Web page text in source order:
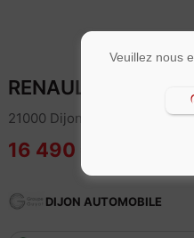
RENAULT CAPTUR
21000 Dijon
16 490 €
DIJON AUTOMOBILE
Veuillez nous